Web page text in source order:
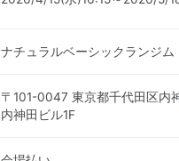
ナチュラルベーシックランジム
〒101-0047 東京都千代田区
内神田ビル1F